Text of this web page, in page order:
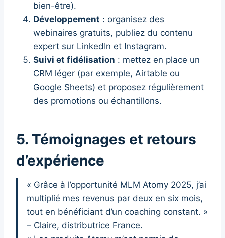
bien-être).
Développement : organisez des
webinaires gratuits, publiez du contenu
expert sur LinkedIn et Instagram.
Suivi et fidélisation : mettez en place un
CRM léger (par exemple, Airtable ou
Google Sheets) et proposez régulièrement
des promotions ou échantillons.
5. Témoignages et retours
d’expérience
« Grâce à l’opportunité MLM Atomy 2025, j’ai
multiplié mes revenus par deux en six mois,
tout en bénéficiant d’un coaching constant. »
– Claire, distributrice France.